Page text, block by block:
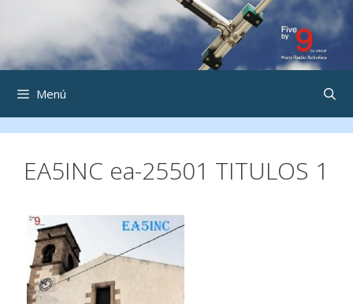
contenido
Menú
EA5INC ea-25501 TITULOS 1